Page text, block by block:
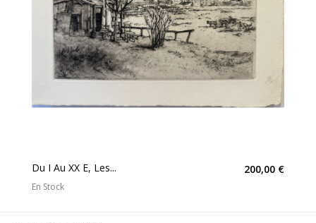
Du I Au XX E, Les... 200,00 €
En Stock